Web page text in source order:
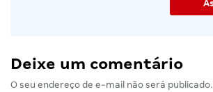
Deixe um comentário
O seu endereço de e-mail não será publicado.